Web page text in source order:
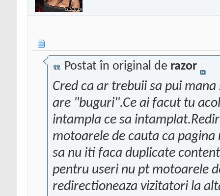
Postat în original de razor
Cred ca ar trebuii sa pui
are "buguri".Ce ai facut tu
intampla ce sa
motoarele de cauta ca
sa nu iti faca duplicate
pentru useri nu pt motoarele
redirectioneaza vizitatori la